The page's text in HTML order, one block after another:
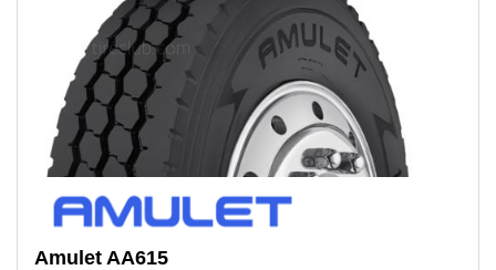
Amulet AA615